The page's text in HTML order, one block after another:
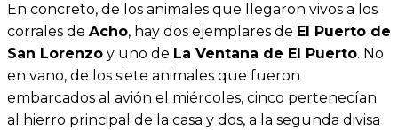
En concreto, de los animales que llegaron vivos a los
corrales de Acho, hay dos ejemplares de El Puerto de
San Lorenzo y uno de La Ventana de El Puerto. No
en vano, de los siete animales que fueron
embarcados al avión el miércoles, cinco pertenecían
al hierro principal de la casa y dos, a la segunda divisa